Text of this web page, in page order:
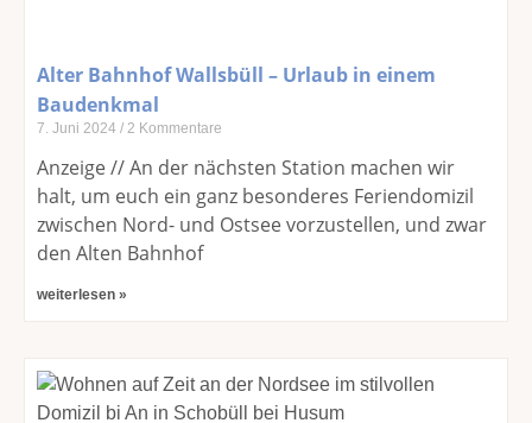
Alter Bahnhof Wallsbüll – Urlaub in einem
Baudenkmal
7. Juni 2024 2 Kommentare
Anzeige // An der nächsten Station machen wir
halt, um euch ein ganz besonderes Feriendomizil
zwischen Nord- und Ostsee vorzustellen, und zwar
den Alten Bahnhof
weiterlesen »